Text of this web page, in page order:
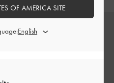
OF AMERICA SITE